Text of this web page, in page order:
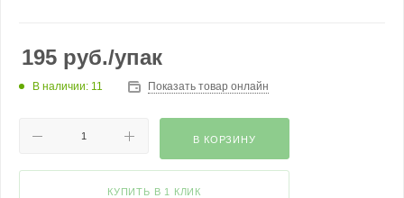
195 руб./упак
В наличии: 11 Показать товар онлайн
В КОРЗИНУ
КУПИТЬ В 1 КЛИК